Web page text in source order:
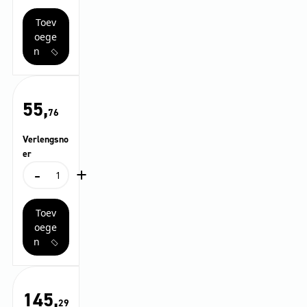
Stuk(s)
groen,
508
mm,
5
Stuk(s)
Toev
oege
n
55,76
Verlengsno
er
-
Verlengsnoer
+
Toev
oege
n
145,29